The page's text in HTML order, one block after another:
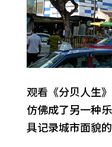
观看《分贝人生
仿佛成了另一种
具记录城市面貌的